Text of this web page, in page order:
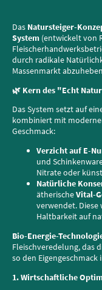
Das Natursteiger-
System (entwickelt von
durch radikale
Massenmarkt
🌿 Kern des "Echt
Das System setzt auf
kombiniert mit
Geschmack:
Verzicht auf E-
und
Nitrate oder
Natürliche
ätherischeVital-
verwendet.
Haltbarkeit auf
Bio-Energie-
Fleischveredelung, das
so den
1. Wirtschaftliche